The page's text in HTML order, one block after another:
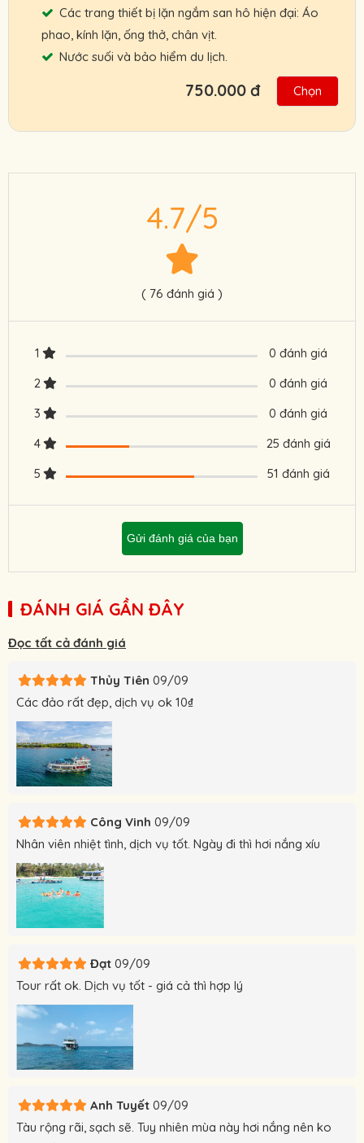
Các trang thiết bị lặn ngắm san hô hiện đại: Áo
phao, kính lặn, ống thở, chân vịt.
Nước suối và bảo hiểm du lịch.
Bạn có thể đặt tour trước chuyến đi, thanh
toán sau khi đã trải nghiệm tour.
nghiệm tốt nhất cho quý khách.
Chính sách ưu đãi cho đối tác, khách đoàn,
Cam kết giá tour tốt nhất, hỗ trợ nhanh
Liên hệ ngay0901.222.772để nhận ưu đãi
mới nhất hôm nay.
750.000 đ Chọn
4.7/5
( 76 đánh giá )
1
0 đánh giá
2
0 đánh giá
3
0 đánh giá
4
25 đánh giá
5
51 đánh giá
Gửi đánh giá của bạn
ĐÁNH GIÁ GẦN ĐÂY
Đọc tất cả đánh giá
Thủy Tiên 09/09
Các đảo rất đẹp, dịch vụ ok 10₫
Công Vinh 09/09
Nhân viên nhiệt tình, dịch vụ tốt. Ngày đi thì hơi nắng xíu
Đạt 09/09
Tour rất ok. Dịch vụ tốt - giá cả thì hợp lý
Anh Tuyết 09/09
Tàu rộng rãi, sạch sẽ. Tuy nhiên mùa này hơi nắng nên ko